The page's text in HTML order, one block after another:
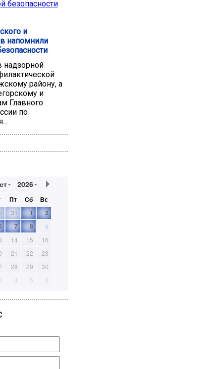
и
напомнили
надзорной
району, а
и
Главного
по
2026
Пт Сб
Вс
31 1
2
7 8
9
14 15
16
21 22
23
28 29
30
4 5 6